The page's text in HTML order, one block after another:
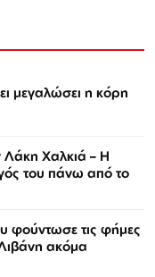
μεγαλώσει η κόρη
Λάκη Χαλκιά – Η
του πάνω από το
φούντωσε τις φήμες
ακόμα